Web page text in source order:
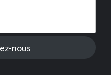
nous